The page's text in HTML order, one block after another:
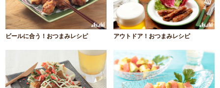
ビールに合う！おつまみレシピ アウトドア！おつまみレシピ